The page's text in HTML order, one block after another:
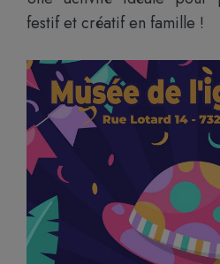
festif et créatif en famille !